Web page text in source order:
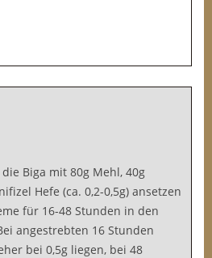
Biga mit 80g Mehl, 40g
Hefe (ca. 0,2-0,5g) ansetzen
für 16-48 Stunden in den
angestrebten 16 Stunden
bei 0,5g liegen, bei 48